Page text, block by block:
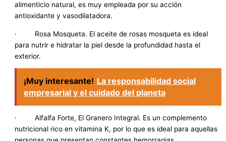
alimenticio natural, es muy empleada por su acción
antioxidante y vasodilatadora.
· Rosa Mosqueta. El aceite de rosas mosqueta es ideal
para nutrir e hidratar la piel desde la profundidad hasta el
exterior.
¡Muy interesante! La responsabilidad social
empresarial y el cuidado del planeta
· Alfalfa Forte, El Granero Integral. Es un complemento
nutricional rico en vitamina K, por lo que es ideal para aquellas